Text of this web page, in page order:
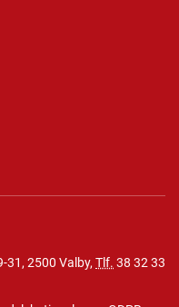
31, 2500 Valby, Tlf. 38 32 33